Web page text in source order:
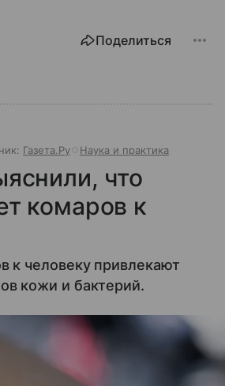
Поделиться
Газета.Ру Наука и практика
что
комаров к
к человеку привлекают
кожи и бактерий.